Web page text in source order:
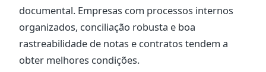
documental. Empresas com processos internos
organizados, conciliação robusta e boa
rastreabilidade de notas e contratos tendem a
obter melhores condições.